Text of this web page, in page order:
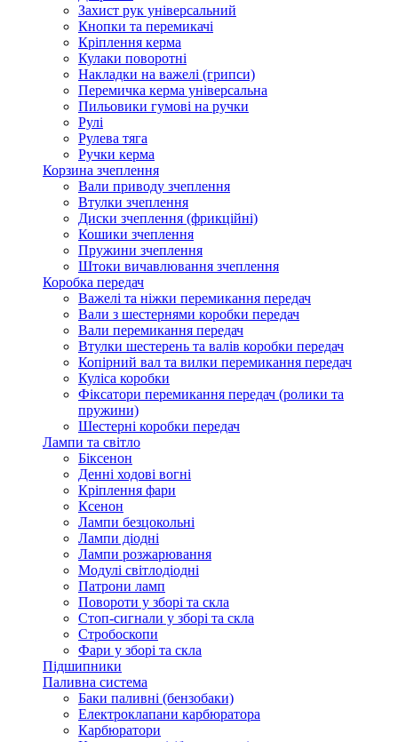
Захист рук універсальний
Кнопки та перемикачі
Кріплення керма
Кулаки поворотні
Накладки на важелі (грипси)
Перемичка керма універсальна
Пильовики гумові на ручки
Рулі
Рулева тяга
Ручки керма
Корзина зчеплення
Вали приводу зчеплення
Втулки зчеплення
Диски зчеплення (фрикційні)
Кошики зчеплення
Пружини зчеплення
Штоки вичавлювання зчеплення
Коробка передач
Важелі та ніжки перемикання передач
Вали з шестернями коробки передач
Вали перемикання передач
Втулки шестерень та валів коробки передач
Копірний вал та вилки перемикання передач
Куліса коробки
Фіксатори перемикання передач (ролики та
пружини)
Шестерні коробки передач
Лампи та світло
Біксенон
Денні ходові вогні
Кріплення фари
Ксенон
Лампи безцокольні
Лампи діодні
Лампи розжарювання
Модулі світлодіодні
Патрони ламп
Повороти у зборі та скла
Стоп-сигнали у зборі та скла
Стробоскопи
Фари у зборі та скла
Підшипники
Паливна система
Баки паливні (бензобаки)
Електроклапани карбюратора
Карбюратори